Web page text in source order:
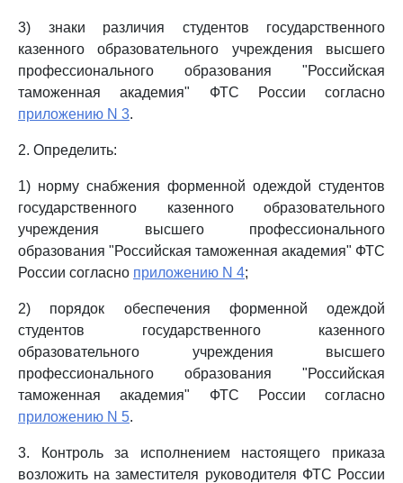
3) знаки различия студентов государственного
казенного образовательного учреждения высшего
профессионального образования "Российская
таможенная академия" ФТС России согласно
приложению N 3.
2. Определить:
1) норму снабжения форменной одеждой студентов
государственного казенного образовательного
учреждения высшего профессионального
образования "Российская таможенная академия" ФТС
России согласно приложению N 4;
2) порядок обеспечения форменной одеждой
студентов государственного казенного
образовательного учреждения высшего
профессионального образования "Российская
таможенная академия" ФТС России согласно
приложению N 5.
3. Контроль за исполнением настоящего приказа
возложить на заместителя руководителя ФТС России